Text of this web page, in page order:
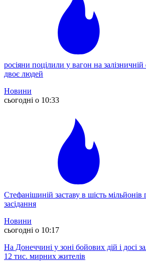
росіяни поцілили у вагон на залізничній
двоє людей
Новини
сьогодні о 10:33
Стефанішиній заставу в шість мільйонів
засідання
Новини
сьогодні о 10:17
На Донеччині у зоні бойових дій і досі
12 тис. мирних жителів